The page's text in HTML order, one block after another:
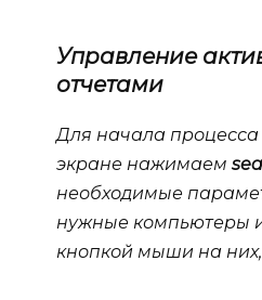
Управление
отчетами
Для начала
экране нажимаем
необходимые
нужные компьютеры
кнопкой мыши на